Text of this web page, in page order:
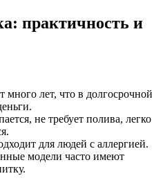
практичность и
много лет, что в долгосрочной
не требует полива, легко
для людей с аллергией.
модели часто имеют